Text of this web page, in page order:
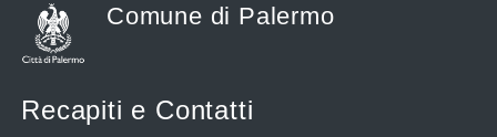
Comune di Palermo
Recapiti e Contatti